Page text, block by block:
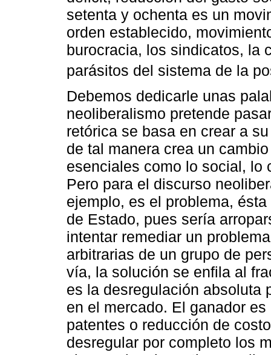
setenta y ochenta es un
orden establecido,
burocracia, los sindicatos, la
parásitos del sistema de la
Debemos dedicarle unas
neoliberalismo pretende
retórica se basa en crear a
de tal manera crea un
esenciales como lo social, lo
Pero para el discurso
ejemplo, es el problema,
de Estado, pues sería
intentar remediar un
arbitrarias de un grupo de
vía, la solución se enfila al
es la desregulación absoluta
en el mercado. El ganador
patentes o reducción de
desregular por completo los